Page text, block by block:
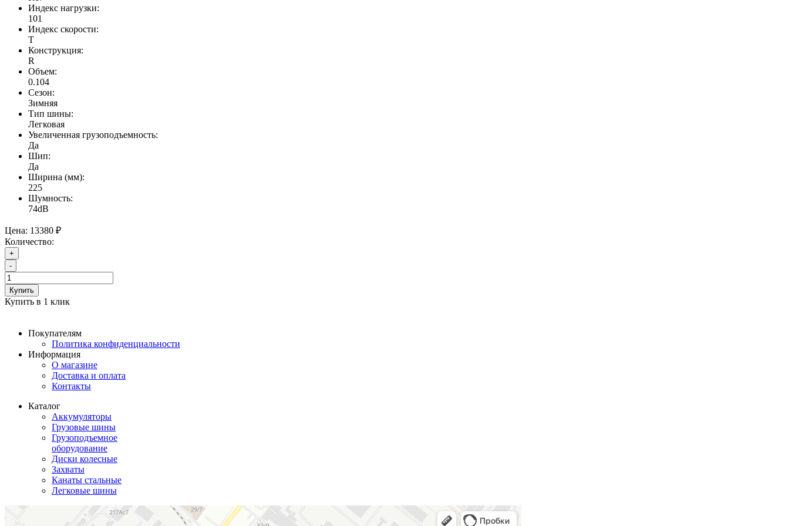
Индекс нагрузки:
101
Индекс скорости:
T
Конструкция:
R
Объем:
0.104
Сезон:
Зимняя
Тип шины:
Легковая
Увеличенная грузоподъемность:
Да
Шип:
Да
Ширина (мм):
225
Шумность:
74dB
Цена: 13380 ₽
Количество:
+
-
Купить
Купить в 1 клик
Покупателям
Политика конфиденциальности
Информация
О магазине
Доставка и оплата
Контакты
Каталог
Аккумуляторы
Грузовые шины
Грузоподъемное
оборудование
Диски колесные
Захваты
Канаты стальные
Легковые шины